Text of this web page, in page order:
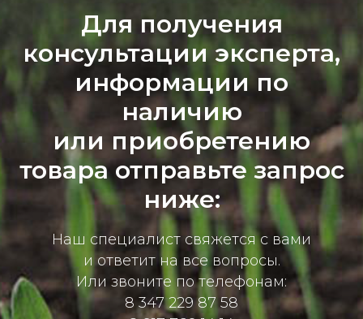
Для получения
консультации эксперта,
информации по
наличию
или приобретению
товара отправьте запрос
ниже:
Наш специалист свяжется с вами
и ответит на все вопросы.
Или звоните по телефонам:
8 347 229 87 58